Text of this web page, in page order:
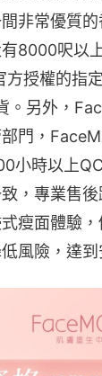
非常優質
8000呎以
方授權的指
。另外，
門，
小時以上
，專業售
瘦面體驗
風險，達到